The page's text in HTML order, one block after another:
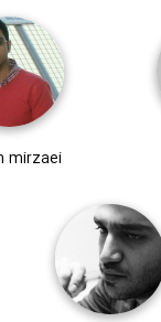
mirzaei